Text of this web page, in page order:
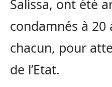
Salissa, ont été
condamnés à 20
chacun, pour
de l’Etat.